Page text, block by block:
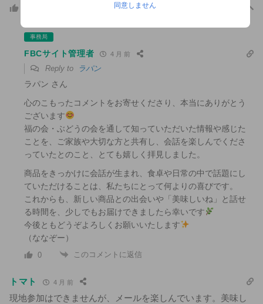
このコメントに返信
事務局
FBCサイト管理者 4 月 前
Reply to ラパン
ラパン さん
心のこもったコメントをお寄せくださり、本当にありがとう
ございます
福の会・ぶどうの会を通して知っていただいた情報や感じた
ことを、ご家族や大切な方と共有し、会話を楽しんでくださ
っていたとのこと、とても嬉しく拝見しました。
商品をきっかけに会話が生まれ、食卓や日常の中で話題にし
ていただけることは、私たちにとって何よりの喜びです。
これからも、新しい商品との出会いや「美味しいね」と話せ
る時間を、少しでもお届けできましたら幸いです
今後ともどうぞよろしくお願いいたします
（ななぞー）
0 このコメントに返信
トマト 4 月 前
現地参加はできませんが、メールを楽しんでいます。美味し
同意しません